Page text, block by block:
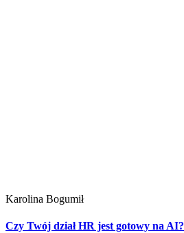
Karolina Bogumił
Czy Twój dział HR jest gotowy na AI?